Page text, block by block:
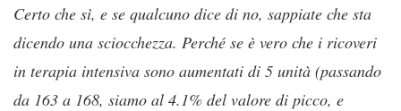
Certo che sì, e se qualcuno dice di no, sappiate che sta
dicendo una sciocchezza. Perché se è vero che i ricoveri
in terapia intensiva sono aumentati di 5 unità (passando
da 163 a 168, siamo al 4.1% del valore di picco, e